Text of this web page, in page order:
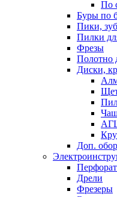
По
Буры по
Пики,
Пилки
Фрезы
Диски,
Доп.
Дрели
Фрезеры